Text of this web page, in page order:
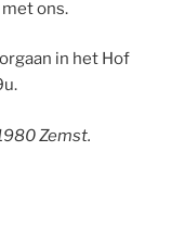
ons.
in het Hof
Zemst.